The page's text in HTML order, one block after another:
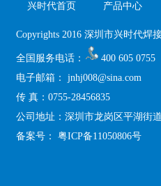
兴时代首页 产品中心
Copyrights 2016 深圳市兴时代焊
全国服务电话：
400 605 0755
电子邮箱： jnhj008@sina.com
传 真：0755-28456835
公司地址：深圳市龙岗区平湖街
备案号： 粤ICP备11050806号